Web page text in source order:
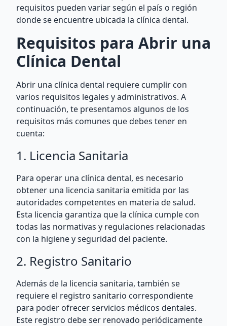
requisitos pueden variar según el país o región
donde se encuentre ubicada la clínica dental.
Requisitos para Abrir una
Clínica Dental
Abrir una clínica dental requiere cumplir con
varios requisitos legales y administrativos. A
continuación, te presentamos algunos de los
requisitos más comunes que debes tener en
cuenta:
1. Licencia Sanitaria
Para operar una clínica dental, es necesario
obtener una licencia sanitaria emitida por las
autoridades competentes en materia de salud.
Esta licencia garantiza que la clínica cumple con
todas las normativas y regulaciones relacionadas
con la higiene y seguridad del paciente.
2. Registro Sanitario
Además de la licencia sanitaria, también se
requiere el registro sanitario correspondiente
para poder ofrecer servicios médicos dentales.
Este registro debe ser renovado periódicamente